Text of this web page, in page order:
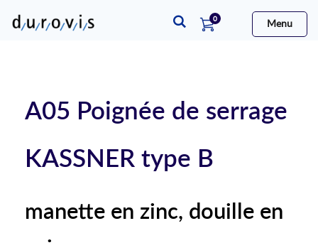
0articles
Menu
A05 Poignée de serrage
KASSNER type B
manette en zinc, douille en